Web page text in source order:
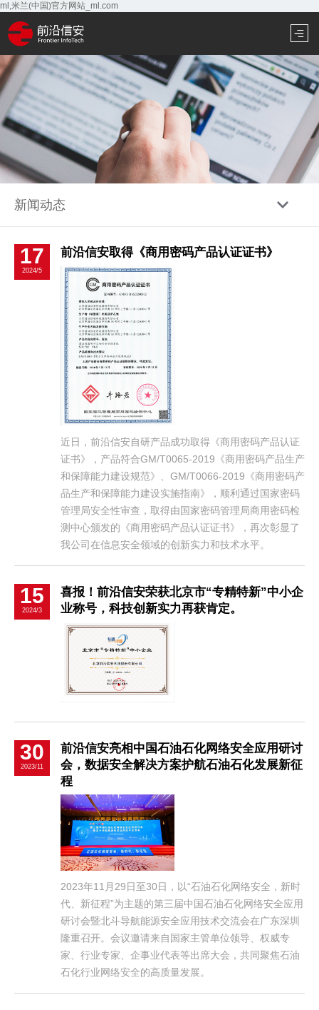
ml,米兰(中国)官方网站_ml.com
新闻动态
17
2024/5
前沿信安取得《商用密码产品认证证书》
近日，前沿信安自研产品成功取得《商用密码产品认证
证书》，产品符合GM/T0065-2019《商用密码产品生产
和保障能力建设规范》、GM/T0066-2019《商用密码产
品生产和保障能力建设实施指南》，顺利通过国家密码
管理局安全性审查，取得由国家密码管理局商用密码检
测中心颁发的《商用密码产品认证证书》，再次彰显了
我公司在信息安全领域的创新实力和技术水平。
15
2024/3
喜报！前沿信安荣获北京市“专精特新”中小企
业称号，科技创新实力再获肯定。
30
2023/11
前沿信安亮相中国石油石化网络安全应用研讨
会，数据安全解决方案护航石油石化发展新征
程
2023年11月29日至30日，以“石油石化网络安全，新时
代、新征程”为主题的第三届中国石油石化网络安全应用
研讨会暨北斗导航能源安全应用技术交流会在广东深圳
隆重召开。会议邀请来自国家主管单位领导、权威专
家、行业专家、企事业代表等出席大会，共同聚焦石油
石化行业网络安全的高质量发展。